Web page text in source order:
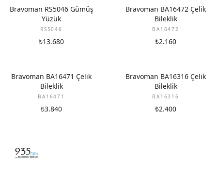
Bravoman RS5046 Gümüş
Yüzük
RS5046
₺13.680
Bravoman BA16472 Çelik
Bileklik
BA16472
₺2.160
Bravoman BA16471 Çelik
Bileklik
BA16471
₺3.840
Bravoman BA16316 Çelik
Bileklik
BA16316
₺2.400